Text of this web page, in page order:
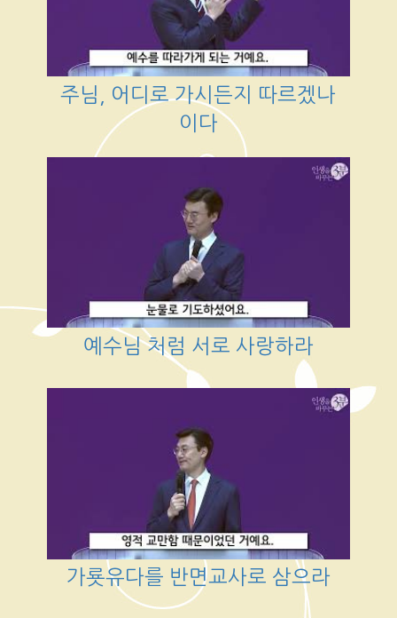
주님, 어디로 가시든지 따르겠나
이다
예수님 처럼 서로 사랑하라
가룟유다를 반면교사로 삼으라